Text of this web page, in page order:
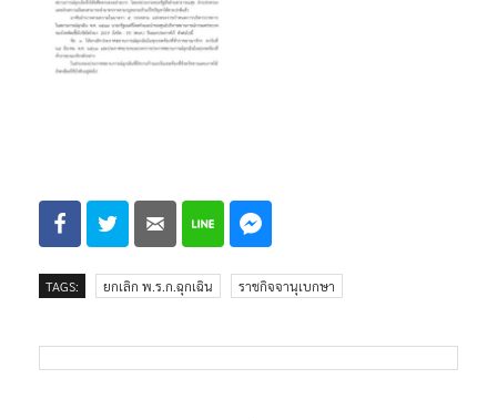
TAGS: ยกเลิก พ.ร.ก.ฉุกเฉิน ราชกิจจานุเบกษา